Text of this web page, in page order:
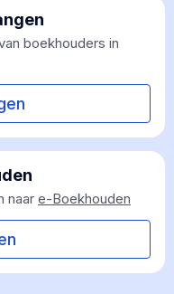
boekhouders in
naar e-Boekhouden